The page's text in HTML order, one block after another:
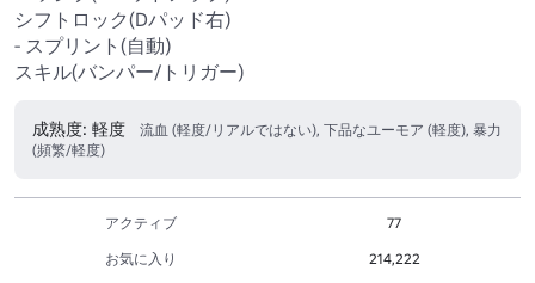
シフトロック(Dパッド右)
- スプリント(自動)
スキル(バンパー/トリガー)
成熟度: 軽度
流血 (軽度/リアルではない), 下品なユーモア (軽度), 暴力
(頻繁/軽度)
アクティブ
77
お気に入り
214,222